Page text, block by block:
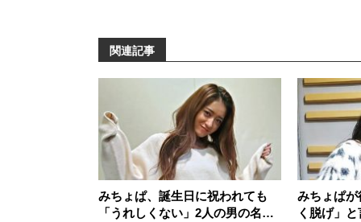
関連記事
みちょぱ、誕生日に祝われても
「うれしくない」2人の男の名を
みちょぱ
く脱げ」